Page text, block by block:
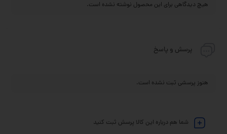
هیچ دیدگاهی برای این محصول نوشته نشده است.
پرسش و پاسخ
هنوز پرسشی ثبت نشده است.
شما هم درباره این کالا پرسش ثبت کنید